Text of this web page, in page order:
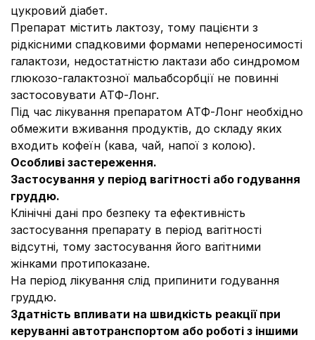
цукровий діабет.
Препарат містить лактозу, тому пацієнти з
рідкісними спадковими формами непереносимості
галактози, недостатністю лактази або синдромом
глюкозо-галактозної мальабсорбції не повинні
застосовувати АТФ-Лонг.
Під час лікування препаратом АТФ-Лонг необхідно
обмежити вживання продуктів, до складу яких
входить кофеїн (кава, чай, напої з колою).
Особливі застереження.
Застосування у період вагітності або годування
груддю.
Клінічні дані про безпеку та ефективність
застосування препарату в період вагітності
відсутні, тому застосування його вагітними
жінками протипоказане.
На період лікування слід припинити годування
груддю.
Здатність впливати на швидкість реакції при
керуванні автотранспортом або роботі з іншими